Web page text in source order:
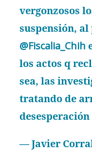
vergonzosos
suspensión,
@Fiscalia_Chih
los actos q
sea, las
tratando de
— Javier